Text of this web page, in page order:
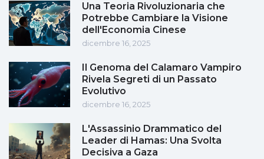
Una Teoria Rivoluzionaria che
Potrebbe Cambiare la Visione
dell'Economia Cinese
dicembre 16, 2025
Il Genoma del Calamaro Vampiro
Rivela Segreti di un Passato
Evolutivo
dicembre 16, 2025
L'Assassinio Drammatico del
Leader di Hamas: Una Svolta
Decisiva a Gaza